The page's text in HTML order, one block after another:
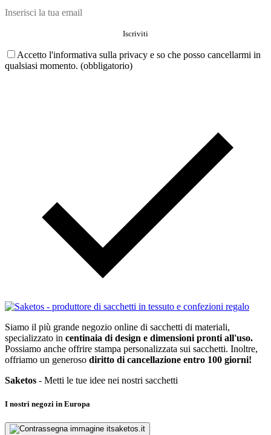
Accetto l'informativa sulla privacy e so che posso cancellarmi in
qualsiasi momento. (obbligatorio)
Siamo il più grande negozio online di sacchetti di materiali,
specializzato in centinaia di design e dimensioni pronti all'uso.
Possiamo anche offrire stampa personalizzata sui sacchetti. Inoltre,
offriamo un generoso diritto di cancellazione entro 100 giorni!
Saketos - Metti le tue idee nei nostri sacchetti
I nostri negozi in Europa
saketos.it